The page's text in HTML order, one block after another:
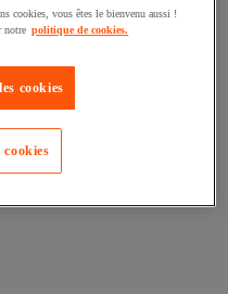
cookies, vous êtes le bienvenu aussi !
notre politique de cookies.
cookies
cookies